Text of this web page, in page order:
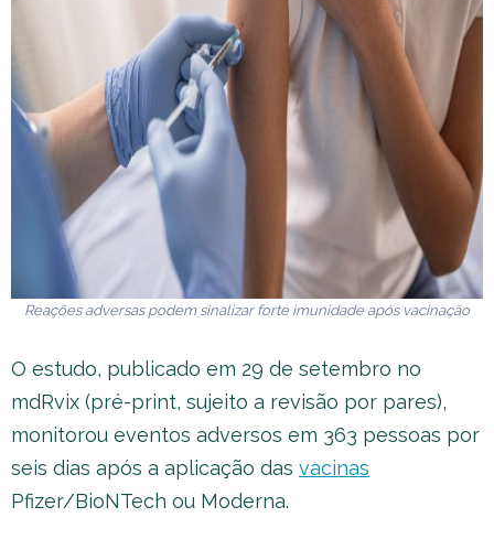
Reações adversas podem sinalizar forte imunidade após vacinação
O estudo, publicado em 29 de setembro no
mdRvix (pré-print, sujeito a revisão por pares),
monitorou eventos adversos em 363 pessoas por
seis dias após a aplicação das vacinas
Pfizer/BioNTech ou Moderna.